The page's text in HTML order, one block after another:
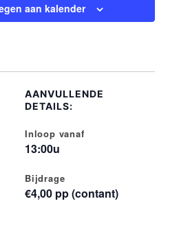
aan kalender
AANVULLENDE
DETAILS:
Inloop vanaf
13:00u
Bijdrage
€4,00 pp (contant)